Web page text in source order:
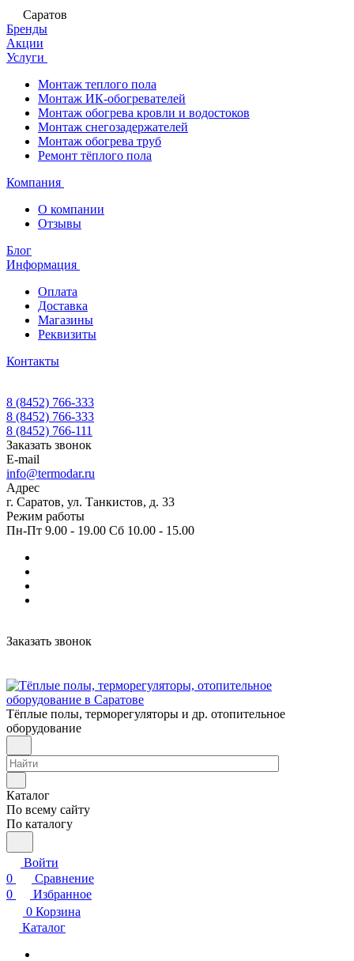
Саратов
Бренды
Акции
Услуги
Монтаж теплого пола
Монтаж ИК-обогревателей
Монтаж обогрева кровли и водостоков
Монтаж снегозадержателей
Монтаж обогрева труб
Ремонт тёплого пола
Компания
О компании
Отзывы
Блог
Информация
Оплата
Доставка
Магазины
Реквизиты
Контакты
8 (8452) 766-333
8 (8452) 766-333
8 (8452) 766-111
Заказать звонок
E-mail
info@termodar.ru
Адрес
г. Саратов, ул. Танкистов, д. 33
Режим работы
Пн-Пт 9.00 - 19.00 Сб 10.00 - 15.00
Заказать звонок
Тёплые полы, терморегуляторы и др. отопительное
оборудование
Каталог
По всему сайту
По каталогу
Войти
0
Сравнение
0
Избранное
0 Корзина
Каталог